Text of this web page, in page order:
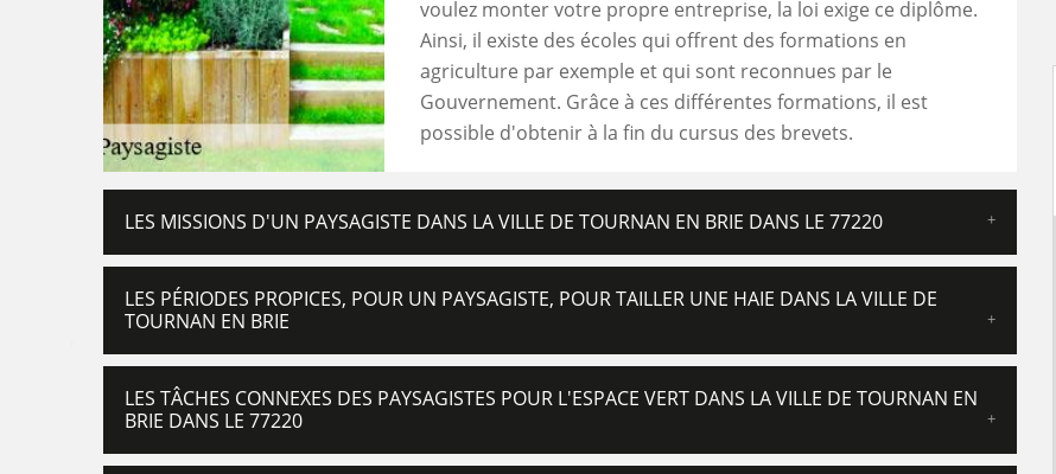
voulez monter votre propre entreprise, la loi exige ce diplôme.
Ainsi, il existe des écoles qui offrent des formations en
agriculture par exemple et qui sont reconnues par le
Gouvernement. Grâce à ces différentes formations, il est
possible d'obtenir à la fin du cursus des brevets.
LES MISSIONS D'UN PAYSAGISTE DANS LA VILLE DE TOURNAN EN BRIE DANS LE 77220
LES PÉRIODES PROPICES, POUR UN PAYSAGISTE, POUR TAILLER UNE HAIE DANS LA VILLE DE
TOURNAN EN BRIE
LES TÂCHES CONNEXES DES PAYSAGISTES POUR L'ESPACE VERT DANS LA VILLE DE TOURNAN EN
BRIE DANS LE 77220